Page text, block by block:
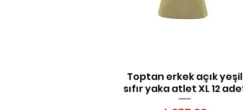
Hızlı Bakış
Toptan erkek açık yeşil
sıfır yaka atlet XL 12